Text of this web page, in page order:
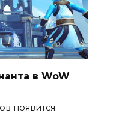
в WoW
появится